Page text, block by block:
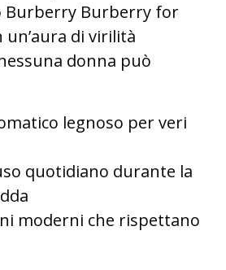
Burberry Burberry for
un’aura di virilità
donna può
legnoso per veri
quotidiano durante la
moderni che rispettano